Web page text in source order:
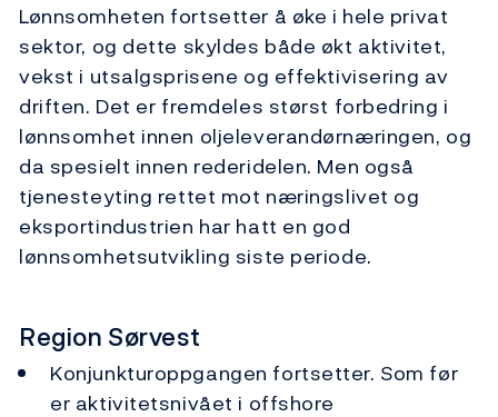
Lønnsomheten fortsetter å øke i hele privat
sektor, og dette skyldes både økt aktivitet,
vekst i utsalgsprisene og effektivisering av
driften. Det er fremdeles størst forbedring i
lønnsomhet innen oljeleverandørnæringen, og
da spesielt innen rederidelen. Men også
tjenesteyting rettet mot næringslivet og
eksportindustrien har hatt en god
lønnsomhetsutvikling siste periode.
Region Sørvest
Konjunkturoppgangen fortsetter. Som før
er aktivitetsnivået i offshore